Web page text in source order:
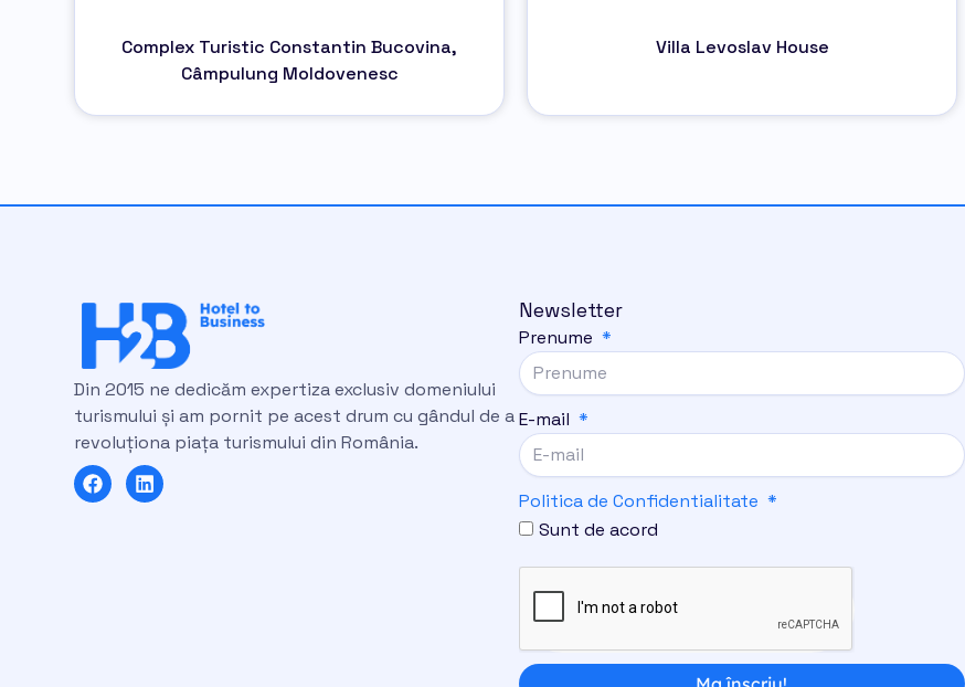
Complex Turistic Constantin Bucovina,
Câmpulung Moldovenesc
Villa Levoslav House
Din 2015 ne dedicăm expertiza exclusiv domeniului
turismului și am pornit pe acest drum cu gândul de a
revoluționa piața turismului din România.
F
a
L
i
Newsletter
Prenume
E-mail
Politica de Confidentialitate
Sunt de acord